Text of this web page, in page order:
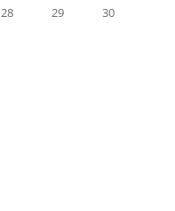
28 29
30